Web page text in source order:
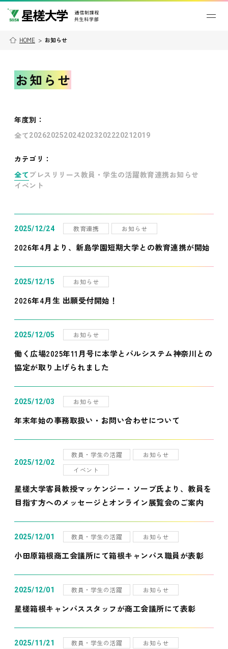
HOME > お知らせ
お知らせ
年度別 ：
全て202620252024202320222021 2019
カテゴリ：
全て プレスリリース教員・学生の活躍教育連携お知らせ
イベント
2025/12/24 教育連携 お知らせ
2026年4月より、新島学園短期大学との教育連携が開始
2025/12/15 お知らせ
2026年4月生 出願受付開始！
2025/12/05 お知らせ
働く広場2025年11月号に本学とパルシステム神奈川との
協定が取り上げられました
2025/12/03 お知らせ
年末年始の事務取扱い・お問い合わせについて
2025/12/02
教員・学生の活躍
お知らせ
イベント
星槎大学客員教授マッケンジー・ソープ氏より、教員を
目指す方へのメッセージとオンライン展覧会のご案内
2025/12/01 教員・学生の活躍 お知らせ
小田原箱根商工会議所にて箱根キャンパス職員が表彰
2025/12/01 教員・学生の活躍 お知らせ
星槎箱根キャンパススタッフが商工会議所にて表彰
2025/11/21 教員・学生の活躍 お知らせ